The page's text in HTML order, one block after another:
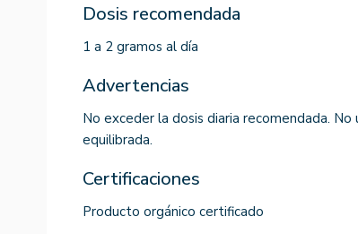
Dosis recomendada
1 a 2 gramos al día
Advertencias
No exceder la dosis diaria recomendada.
equilibrada.
Certificaciones
Producto orgánico certificado